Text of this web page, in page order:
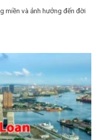
miền và ảnh hưởng đến đời